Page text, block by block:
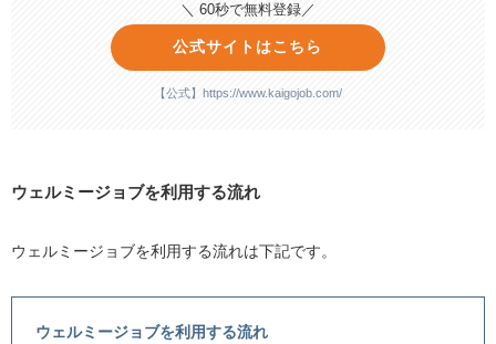
＼ 60秒で無料登録／
公式サイトはこちら
【公式】https://www.kaigojob.com/
ウェルミージョブを利用する流れ
ウェルミージョブを利用する流れは下記です。
ウェルミージョブを利用する流れ